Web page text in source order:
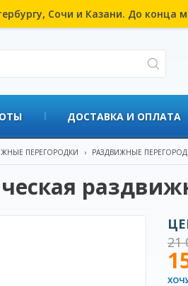
Сочи и Казани. До конца
ДОСТАВКА И ОПЛАТА
ПЕРЕГОРОДКИ › РАЗДВИЖНЫЕ
21